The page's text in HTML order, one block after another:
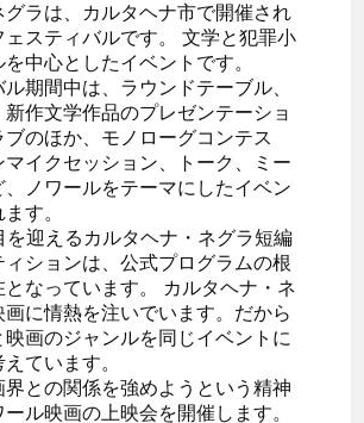
グラは、カルタヘナ市で開催され
ェスティバルです。 文学と犯罪小
中心としたイベントです。
期間中は、ラウンドテーブル、
新作文学作品のプレゼンテーショ
ブのほか、モノローグコンテス
マイクセッション、トーク、ミー
、ノワールをテーマにしたイベン
す。
を迎えるカルタヘナ・ネグラ短編
ィションは、公式プログラムの根
なっています。 カルタヘナ・ネ
に情熱を注いでいます。だから
映画のジャンルを同じイベントに
ています。
界との関係を強めようという精神
ル映画の上映会を開催します。